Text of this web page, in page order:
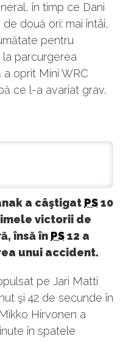
în timp ce Dani
două ori: mai întâi,
pentru
la parcurgerea
oprit Mini WRC
ce l-a avariat grav.
a câştigat PS10
victorii de
însă în PS12 a
unui accident.
pe Jari Matti
şi 42 de secunde în
Hirvonen a
în spatele